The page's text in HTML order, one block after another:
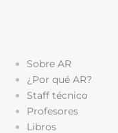
Sobre AR
¿Por qué AR?
Staff técnico
Profesores
Libros